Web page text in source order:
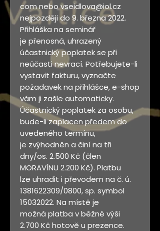
com nebo vseidlova@iol.cz
nejpozději do 9. března 2022.
Přihláška na seminář
je přenosná, uhrazený
účastnický poplatek se při
neúčasti nevrací. Potřebujete-li
vystavit fakturu, vyznačte
požadavek na přihlášce, e-shop
vám ji zašle automaticky.
Účastnický poplatek za osobu,
bude-li zaplacen předem do
uvedeného termínu,
je zvýhodněn a činí na tři
dny/os. 2.500 Kč (člen
MORAVÍNU 2.200 Kč). Platbu
lze uhradit i převodem na č. ú.
1381622309/0800, sp. symbol
15032022. Na místě je
možná platba v běžné výši
2.700 Kč hotově u prezence.